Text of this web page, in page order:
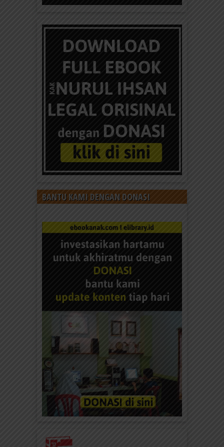
BANTU KAMI DENGAN DONASI